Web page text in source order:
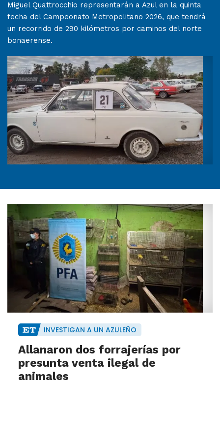
Miguel Quattrocchio representarán a Azul en la quinta
fecha del Campeonato Metropolitano 2026, que tendrá
un recorrido de 290 kilómetros por caminos del norte
bonaerense.
INVESTIGAN A UN AZULEÑO
Allanaron dos forrajerías por
presunta venta ilegal de
animales